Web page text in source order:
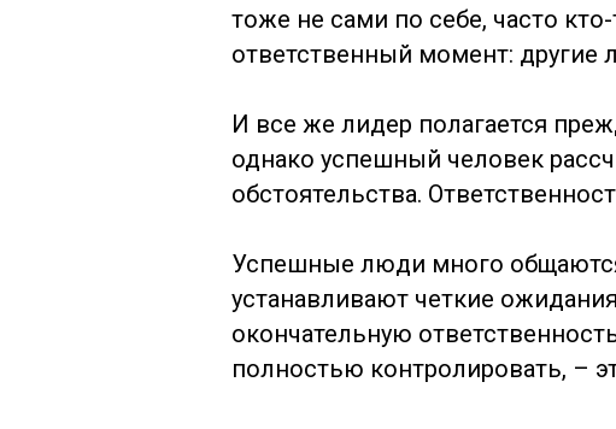
тоже не сами по себе, часто
ответственный момент: другие
И все же лидер полагается
однако успешный человек
обстоятельства.
Успешные люди много
устанавливают четкие
окончательную
полностью контролировать, –